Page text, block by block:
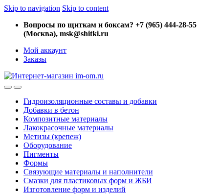
Skip to navigation Skip to content
Вопросы по щиткам и боксам? +7 (965) 444-28-55
(Москва), msk@shitki.ru
Мой аккаунт
Заказы
Гидроизоляционные составы и добавки
Добавки в бетон
Композитные материалы
Лакокрасочные материалы
Метизы (крепеж)
Оборудование
Пигменты
Формы
Связующие материалы и наполнители
Смазки для пластиковых форм и ЖБИ
Изготовление форм и изделий